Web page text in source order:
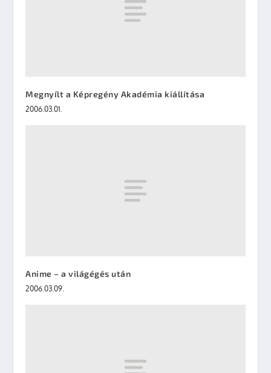
Megnyílt a Képregény Akadémia kiállítása
2006.03.01.
Anime – a világégés után
2006.03.09.